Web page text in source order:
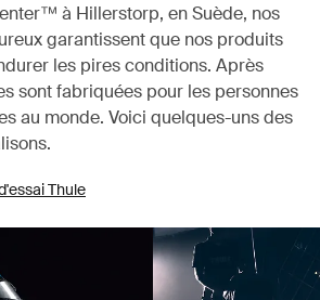
à Hillerstorp, en Suède, nos
garantissent que nos produits
les pires conditions. Après
sont fabriquées pour les personnes
au monde. Voici quelques-uns des
Thule